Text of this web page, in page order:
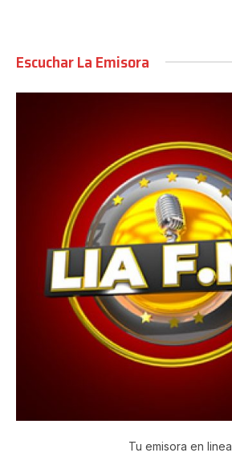
Escuchar La Emisora
Tu emisora en linea